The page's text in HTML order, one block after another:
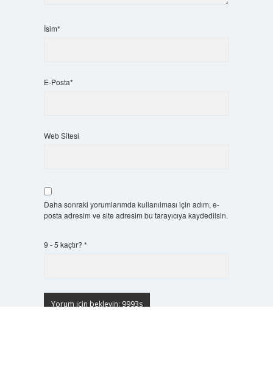
İsim*
E-Posta*
Web Sitesi
Daha sonraki yorumlarımda kullanılması için adım, e-
posta adresim ve site adresim bu tarayıcıya kaydedilsin.
9 - 5 kaçtır? *